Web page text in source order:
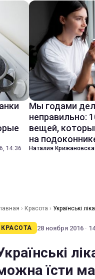
14:36
Мы годами
неправильно:
вещей,
на
Наталия
› Красота › Українські
КРАСОТА 28 ноября 2016 ·
їсти